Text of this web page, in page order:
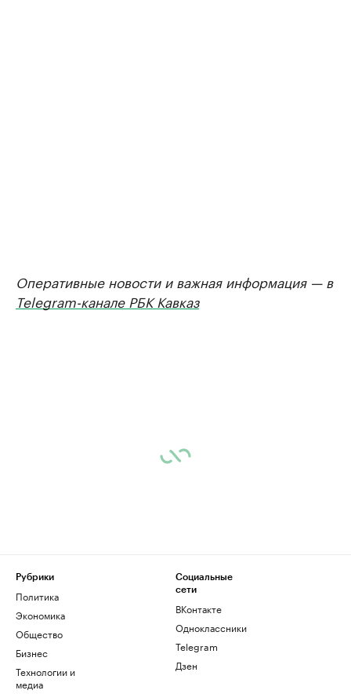
Оперативные новости и важная информация — в
Telegram-канале РБК Кавказ
Рубрики
Политика
Экономика
Общество
Бизнес
Технологии и
медиа
Социальные
сети
ВКонтакте
Одноклассники
Telegram
Дзен